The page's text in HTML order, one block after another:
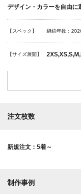
デザイン・カラーを自由に
【スペック】 継続年数：
【サイズ展開】
注文枚数
新規注文：5着～
制作事例